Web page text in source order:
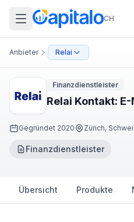
CH
Anbieter Relai
Finanzdienstleister
Relai Kontakt:
Gegründet 2020 Zürich,
Finanzdienstleister
Übersicht Produkte